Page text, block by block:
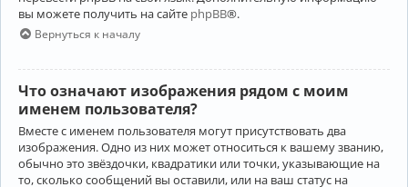
вы можете получить на сайте phpBB®.
Вернуться к началу
Что означают изображения рядом с моим
именем пользователя?
Вместе с именем пользователя могут присутствовать два
изображения. Одно из них может относиться к вашему званию,
обычно это звёздочки, квадратики или точки, указывающие на
то, сколько сообщений вы оставили, или на ваш статус на